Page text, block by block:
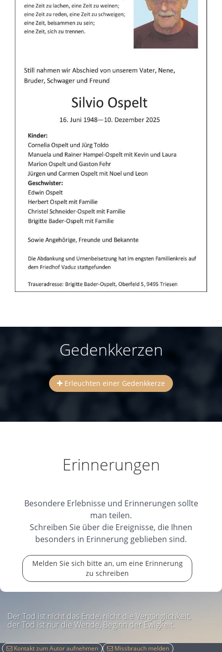
Gedenkkerzen
Erleuchten einer Gedenkkerze
Erinnerungen
Besondere Erlebnisse und Erinnerungen sollte
man teilen.
Schreiben Sie über die Ereignisse, die Ihnen
besonders in Erinnerung geblieben sind.
Melden Sie sich bitte an, um eine Erinnerung
zu schreiben
Der Tod ist nicht das Ende, nicht die Vergänglichkeit,
der Tod ist nur die Wende, Beginn der Ewigkeit.
Kontakt zum Autor aufnehmen Missbrauch melden